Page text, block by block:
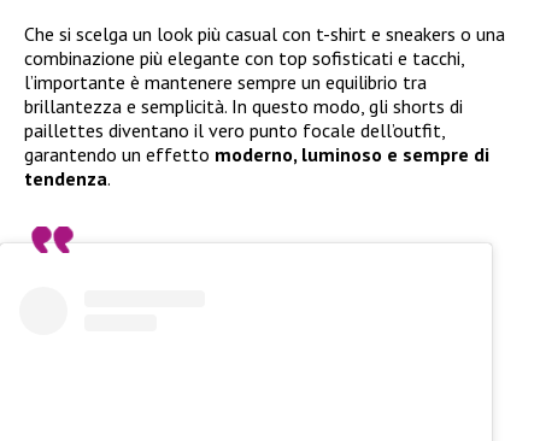
Che si scelga un look più casual con t-shirt e sneakers o una
combinazione più elegante con top sofisticati e tacchi,
l’importante è mantenere sempre un equilibrio tra
brillantezza e semplicità. In questo modo, gli shorts di
paillettes diventano il vero punto focale dell’outfit,
garantendo un effetto moderno, luminoso e sempre di
tendenza.